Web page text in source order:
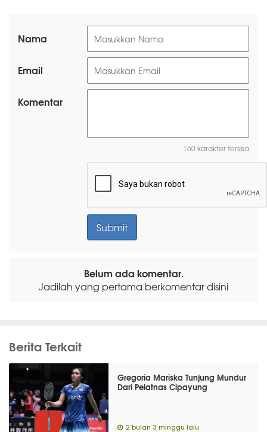
Nama
Email
Komentar
160 karakter tersisa
Belum ada komentar.
Jadilah yang pertama berkomentar disini
Berita Terkait
Gregoria Mariska Tunjung Mundur
Dari Pelatnas Cipayung
2 bulan 3 minggu lalu